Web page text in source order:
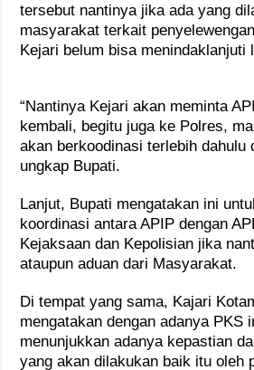
tersebut nantinya jika ada yang
masyarakat terkait
Kejari belum bisa menindaklanjuti
“Nantinya Kejari akan meminta
kembali, begitu juga ke Polres,
akan berkoodinasi terlebih dahulu
ungkap Bupati.
Lanjut, Bupati mengatakan ini
koordinasi antara APIP dengan
Kejaksaan dan Kepolisian jika
ataupun aduan dari Masyarakat.
Di tempat yang sama, Kajari
mengatakan dengan adanya PKS
menunjukkan adanya kepastian
yang akan dilakukan baik itu oleh